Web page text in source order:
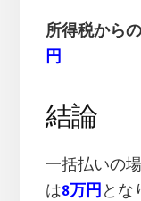
所得税から
円
結論
一括払いの
は8万円 とな